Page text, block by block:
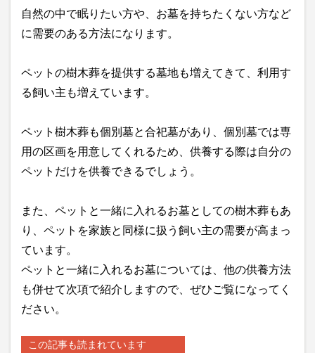
自然の中で眠りたい方や、お墓を持ちたくない方など
に需要のある方法になります。
ペットの樹木葬を提供する墓地も増えてきて、利用す
る飼い主も増えています。
ペット樹木葬も個別墓と合祀墓があり、個別墓では専
用の区画を用意してくれるため、供養する際は自分の
ペットだけを供養できるでしょう。
また、ペットと一緒に入れるお墓としての樹木葬もあ
り、ペットを家族と同様に扱う飼い主の需要が高まっ
ています。
ペットと一緒に入れるお墓については、他の供養方法
も併せて次項で紹介しますので、ぜひご覧になってく
ださい。
この記事も読まれています